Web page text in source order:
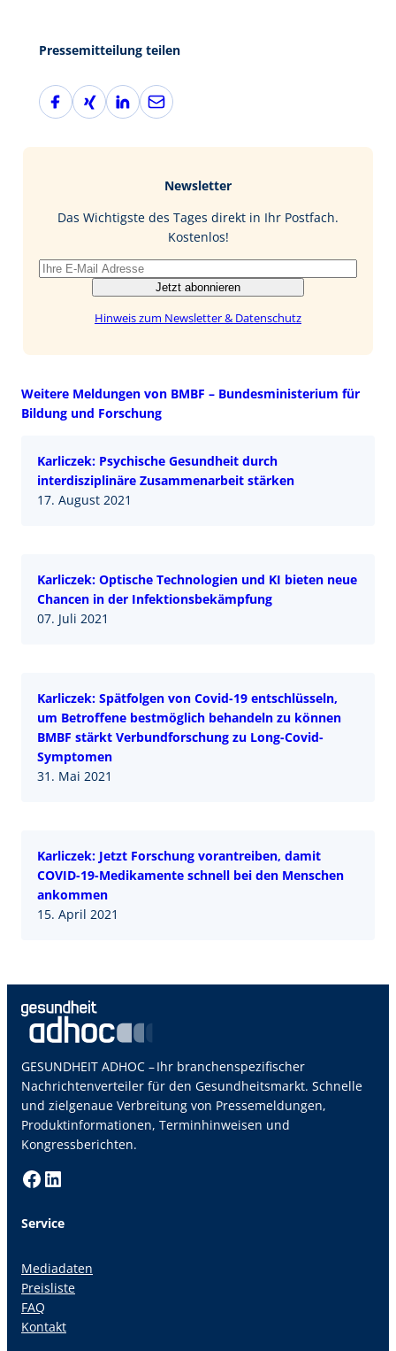
Pressemitteilung teilen
F
a
X
i
L
i
I
E
-
Newsletter
Das Wichtigste des Tages direkt in Ihr Postfach.
Kostenlos!
Jetzt abonnieren
Hinweis zum Newsletter & Datenschutz
Weitere Meldungen von BMBF – Bundesministerium für
Bildung und Forschung
Karliczek: Psychische Gesundheit durch
interdisziplinäre Zusammenarbeit stärken
17. August 2021
Karliczek: Optische Technologien und KI bieten neue
Chancen in der Infektionsbekämpfung
07. Juli 2021
Karliczek: Spätfolgen von Covid-19 entschlüsseln,
um Betroffene bestmöglich behandeln zu können
BMBF stärkt Verbundforschung zu Long-Covid-
Symptomen
31. Mai 2021
Karliczek: Jetzt Forschung vorantreiben, damit
COVID-19-Medikamente schnell bei den Menschen
ankommen
15. April 2021
GESUNDHEIT ADHOC – Ihr branchenspezifischer
Nachrichtenverteiler für den Gesundheitsmarkt. Schnelle
und zielgenaue Verbreitung von Pressemeldungen,
Produktinformationen, Terminhinweisen und
Kongressberichten.
Facebook LinkedIn
Service
Mediadaten
Preisliste
FAQ
Kontakt